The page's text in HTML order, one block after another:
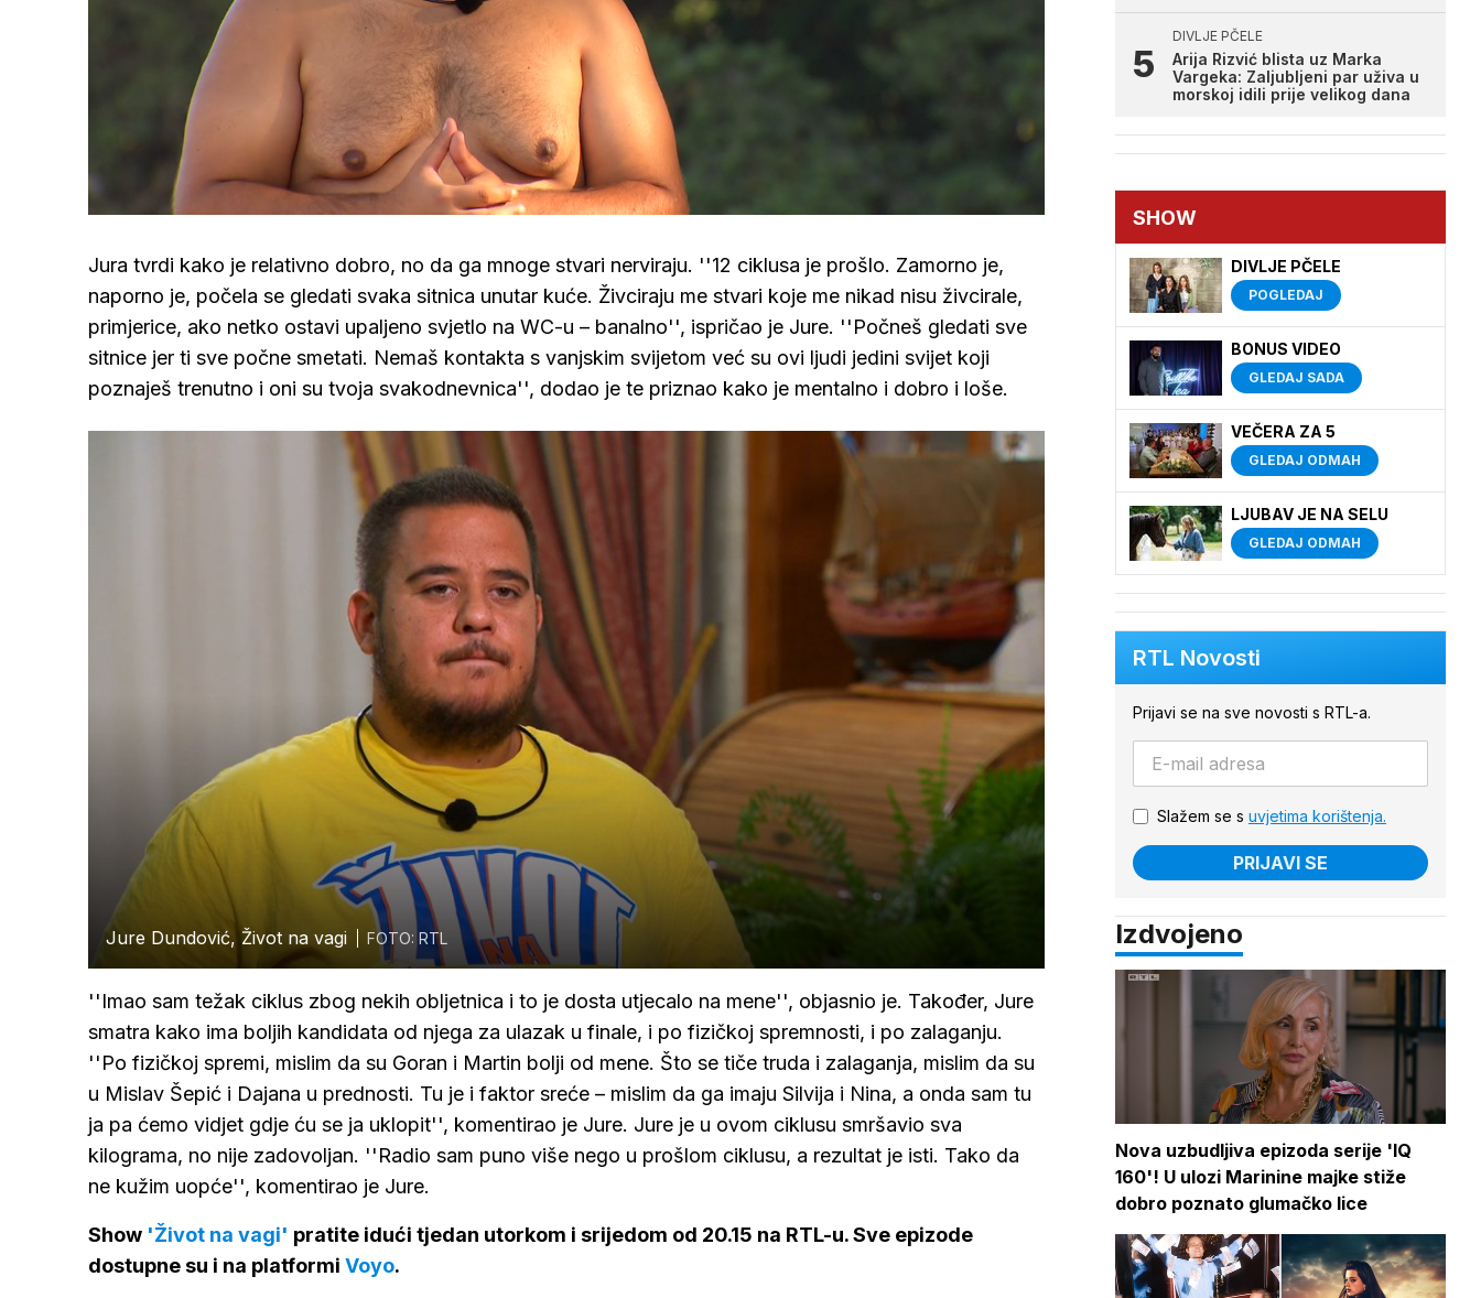
zvuk
Loaded
33.53%
Jura tvrdi kako je relativno dobro, no da ga mnoge stvari nerviraju. ''12 ciklusa je prošlo. Zamorno je,
naporno je, počela se gledati svaka sitnica unutar kuće. Živciraju me stvari koje me nikad nisu živcirale,
primjerice, ako netko ostavi upaljeno svjetlo na WC-u – banalno'', ispričao je Jure. ''Počneš gledati sve
sitnice jer ti sve počne smetati. Nemaš kontakta s vanjskim svijetom već su ovi ljudi jedini svijet koji
poznaješ trenutno i oni su tvoja svakodnevnica'', dodao je te priznao kako je mentalno i dobro i loše.
Jure Dundović, Život na vagi FOTO: RTL
''Imao sam težak ciklus zbog nekih obljetnica i to je dosta utjecalo na mene'', objasnio je. Također, Jure
smatra kako ima boljih kandidata od njega za ulazak u finale, i po fizičkoj spremnosti, i po zalaganju.
''Po fizičkoj spremi, mislim da su Goran i Martin bolji od mene. Što se tiče truda i zalaganja, mislim da su
u Mislav Šepić i Dajana u prednosti. Tu je i faktor sreće – mislim da ga imaju Silvija i Nina, a onda sam tu
ja pa ćemo vidjet gdje ću se ja uklopit'', komentirao je Jure. Jure je u ovom ciklusu smršavio sva
kilograma, no nije zadovoljan. ''Radio sam puno više nego u prošlom ciklusu, a rezultat je isti. Tako da
ne kužim uopće'', komentirao je Jure.
Show 'Život na vagi' pratite idući tjedan utorkom i srijedom od 20.15 na RTL-u. Sve epizode
dostupne su i na platformi Voyo.
DIVLJE PČELE
Arija Rizvić blista uz Marka
Vargeka: Zaljubljeni par uživa u
morskoj idili prije velikog dana
SHOW
DIVLJE PČELE
POGLEDAJ
BONUS VIDEO
GLEDAJ SADA
VEČERA ZA 5
GLEDAJ ODMAH
LJUBAV JE NA SELU
GLEDAJ ODMAH
RTL Novosti
Prijavi se na sve novosti s RTL-a.
Slažem se s uvjetima korištenja.
PRIJAVI SE
Izdvojeno
Nova uzbudljiva epizoda serije 'IQ
160'! U ulozi Marinine majke stiže
dobro poznato glumačko lice